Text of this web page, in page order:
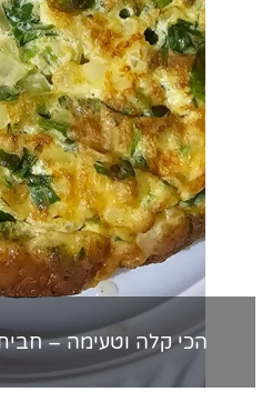
הכי קלה וטעימה –